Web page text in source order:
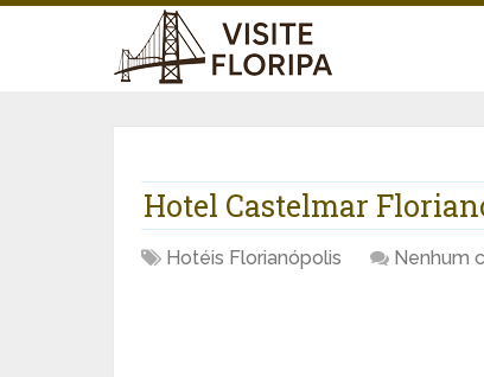
Hotel Castelmar
Hotéis Florianópolis Nenhum